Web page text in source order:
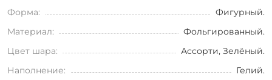
Форма:
Фигурный.
Материал:
Фольгированный.
Цвет шара:
Ассорти, Зелёный.
Наполнение:
Гелий.